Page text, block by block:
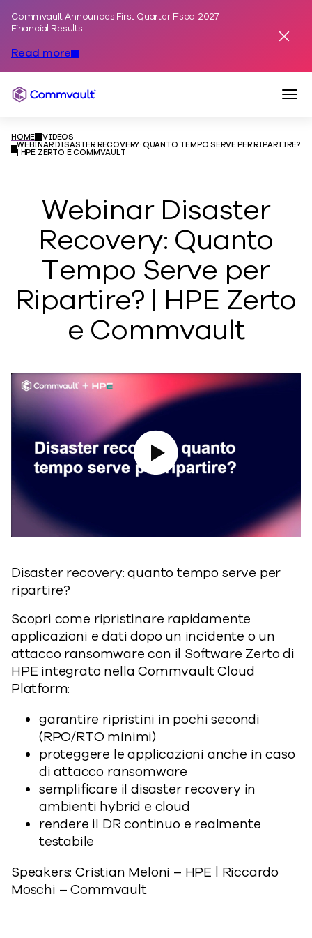
Commvault Announces First Quarter Fiscal 2027
Financial Results
Read more
Commvault
HOME VIDEOS
WEBINAR DISASTER RECOVERY: QUANTO TEMPO SERVE PER RIPARTIRE?
| HPE ZERTO E COMMVAULT
Webinar Disaster
Recovery: Quanto
Tempo Serve per
Ripartire? | HPE Zerto
e Commvault
Play Video
Disaster recovery: quanto tempo serve per
ripartire?
Scopri come ripristinare rapidamente
applicazioni e dati dopo un incidente o un
attacco ransomware con il Software Zerto di
HPE integrato nella Commvault Cloud
Platform:
garantire ripristini in pochi secondi
(RPO/RTO minimi)
proteggere le applicazioni anche in caso
di attacco ransomware
semplificare il disaster recovery in
ambienti hybrid e cloud
rendere il DR continuo e realmente
testabile
Speakers: Cristian Meloni – HPE | Riccardo
Moschi – Commvault